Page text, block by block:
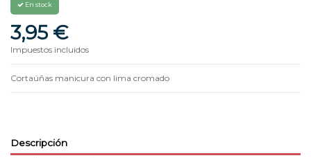
En stock
3,95 €
Impuestos incluidos
Cortaúñas manicura con lima cromado
Descripción